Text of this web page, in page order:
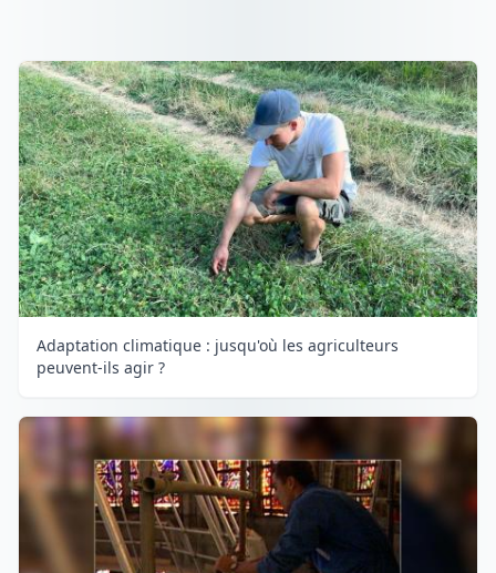
Adaptation climatique : jusqu'où les agriculteurs
peuvent-ils agir ?